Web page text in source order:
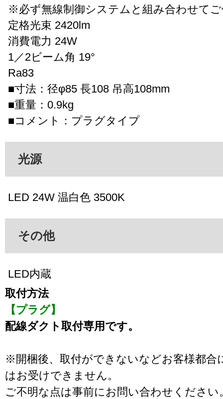
※必ず無線制御システムと組み合わせて
定格光束 2420lm
消費電力 24W
1／2ビーム角 19°
Ra83
■寸法：径φ85 長108 吊高108mm
■重量：0.9kg
■コメント：プラグタイプ
光源
LED 24W 温白色 3500K
その他
LED内蔵
取付方法
【プラグ】
配線ダクト取付専用です。
※開梱後、取付ができないなどお客様都合
はお受けできません。
ご不明な点は事前にお問い合わせください